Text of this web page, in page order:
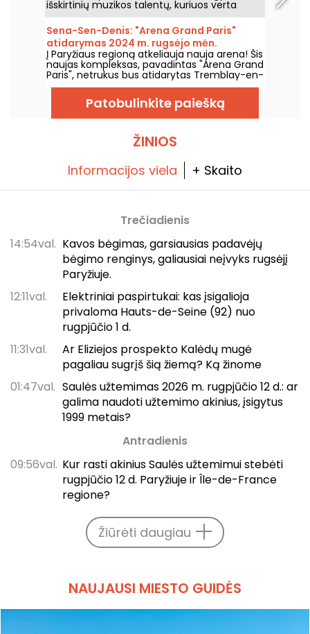
išskirtinių muzikos talentų, kuriuos verta
pamatyti ir išgirsti įspūdingo kaimo ramybės
fone. Štai nemokamų koncertų programa,
kurią kviečiame atrasti nuo 2026 m. birželio
24 d. iki 2026 m. rugsėjo 6 d.
Sena-Sen-Denis: "Arena Grand Paris"
atidarymas 2024 m. rugsėjo mėn.
Į Paryžiaus regioną atkeliauja nauja arena! Šis
naujas kompleksas, pavadintas "Arena Grand
Paris", netrukus bus atidarytas Tremblay-en-
France, Seine-Saint-Denis, ir turės dvi 7000 ir
2000 vietų sales. Mes jums viską apie tai
papasakosime.Patobulinkite paiešką
ŽINIOS
Informacijos viela + Skaito
Trečiadienis
14:54val. Kavos bėgimas, garsiausias padavėjų
bėgimo renginys, galiausiai neįvyks rugsėjį
Paryžiuje.
12:11val.
Elektriniai paspirtukai: kas įsigalioja
privaloma Hauts-de-Seine (92) nuo
rugpjūčio 1 d.
11:31val.
Ar Eliziejos prospekto Kalėdų mugė
pagaliau sugrįš šią žiemą? Ką žinome
01:47val. Saulės užtemimas 2026 m. rugpjūčio 12 d.: ar
galima naudoti užtemimo akinius, įsigytus
1999 metais?
Antradienis
09:56val. Kur rasti akinius Saulės užtemimui stebėti
rugpjūčio 12 d. Paryžiuje ir Île-de-France
regione?
Žiūrėti daugiau
NAUJAUSI MIESTO GUIDĖS